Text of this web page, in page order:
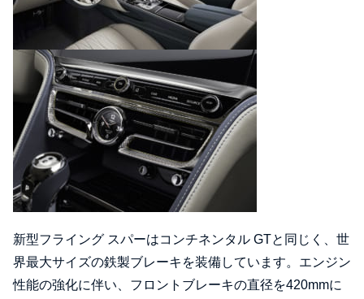
新型フライング スパーはコンチネンタル GTと同じく、世
界最大サイズの鉄製ブレーキを装備しています。エンジン
性能の強化に伴い、フロントブレーキの直径を420mmに